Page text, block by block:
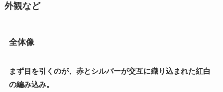
外観など
全体像
まず目を引くのが、赤とシルバーが交互に織り込まれた紅白
の編み込み。